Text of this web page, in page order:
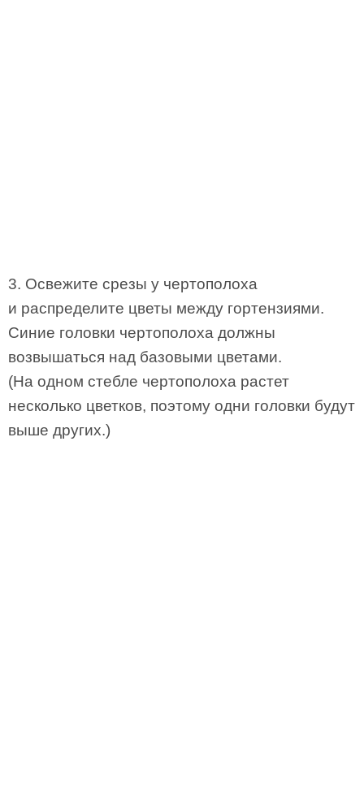
3. Освежите срезы у чертополоха
и распределите цветы между гортензиями.
Синие головки чертополоха должны
возвышаться над базовыми цветами.
(На одном стебле чертополоха растет
несколько цветков, поэтому одни головки будут
выше других.)